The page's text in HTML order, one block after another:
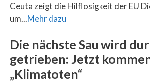
Ceuta zeigt die Hilflosigkeit der EU
um...Mehr dazu
Die nächste Sau wird
getrieben: Jetzt
„Klimatoten“